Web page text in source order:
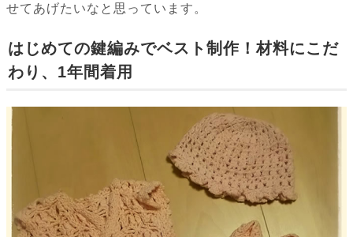
せてあげたいなと思っています。
はじめての鍵編みでベスト制作！材料にこだ
わり、1年間着用